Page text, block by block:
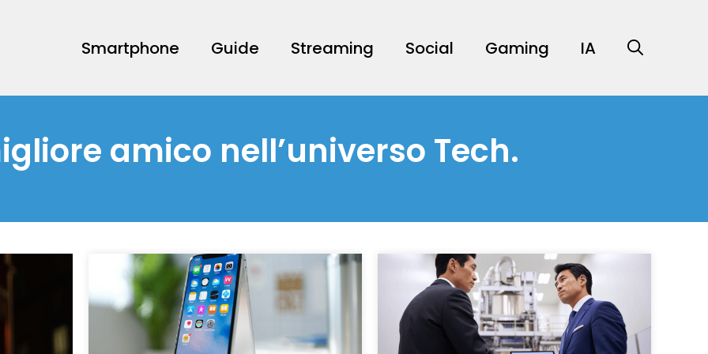
Smartphone Guide Streaming Social Gaming IA
amico nell’universo Tech.